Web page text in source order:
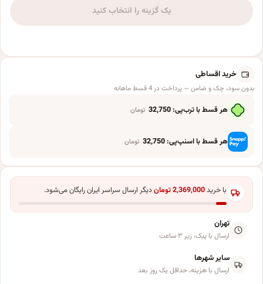
یک گزینه را انتخاب کنید
خرید اقساطی
بدون سود، چک و ضامن — پرداخت در 4 قسط ماهانه
هر قسط با ترب‌پی:32,750 تومان
هر قسط با اسنپ‌پی:32,750 تومان
با خرید2,369,000توماندیگر ارسال سراسر ایران رایگان می‌شود.
تهران
ارسال با پیک، زیر ۳ ساعت
سایر شهرها
ارسال با هزینه، حداقل یک روز بعد